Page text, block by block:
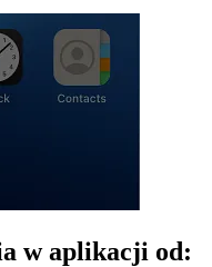
w aplikacji od: